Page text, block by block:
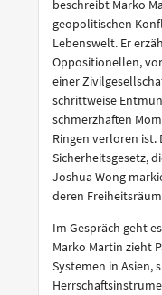
beschreibt Marko
geopolitischen
Lebenswelt. Er
Oppositionellen,
einer
schrittweise
schmerzhaften
Ringen verloren ist.
Sicherheitsgesetz,
Joshua Wong
deren
Im Gespräch geht
Marko Martin zieht
Systemen in Asien,